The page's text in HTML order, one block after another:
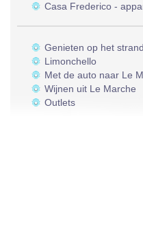
Casa Frederico -
Genieten op het
Limonchello
Met de auto naar Le
Wijnen uit Le Marche
Outlets